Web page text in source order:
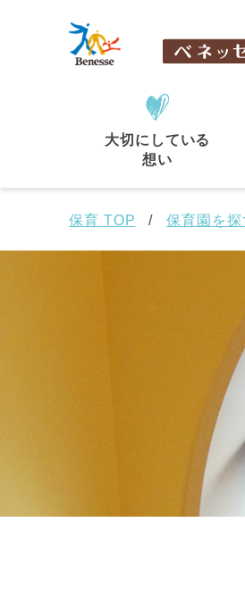
大切にしている
想い
住所・駅名
か
東
保育 TOP 保育園を探